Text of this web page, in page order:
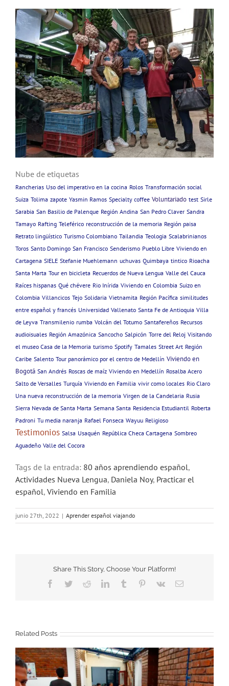
Nube de etiquetas
Rancherias Uso del imperativo en la cocina Rolos Transformación social
Suiza Tolima zapote Yasmin Ramos Specialty coffee Voluntariado test Sirle
Sarabia San Basilio de Palenque Región Andina San Pedro Claver Sandra
Tamayo Rafting Teleférico reconstrucción de la memoria Región paisa
Retrato lingüístico Turismo Colombiano Tailandia Teologia Scalabrinianos
Toros Santo Domingo San Francisco Senderismo Pueblo Libre Viviendo en
Cartagena SIELE Stefanie Muehlemann uchuvas Quimbaya tintico Rioacha
Santa Marta Tour en bicicleta Recuerdos de Nueva Lengua Valle del Cauca
Raíces hispanas Qué chévere Rio Inírida Viviendo en Colombia Suizo en
Colombia Villancicos Tejo Solidaria Vietnamita Región Pacífica similitudes
entre español y francés Universidad Vallenato Santa Fe de Antioquia Villa
de Leyva Transmilenio rumba Volcán del Totumo Santafereños Recursos
audioisuales Región Amazónica Sancocho Salpicón Torre del Reloj Visitando
el museo Casa de la Memoria turismo Spotify Tamales Street Art Región
Caribe Salento Tour panorámico por el centro de Medellín Viviendo en
Bogotá San Andrés Roscas de maíz Viviendo en Medellín Rosalba Acero
Salto de Versalles Turquía Viviendo en Familia vivir como locales Rio Claro
Una nueva reconstrucción de la memoria Virgen de la Candelaria Rusia
Sierra Nevada de Santa Marta Semana Santa Residencia Estudiantil Roberta
Padroni Tu media naranja Rafael Fonseca Wayuu Religioso
Testimonios Salsa Usaquén República Checa Cartagena Sombreo
Aguadeño Valle del Cocora
Tags de la entrada: 80 años aprendiendo español,
Actividades Nueva Lengua, Daniela Noy, Practicar el
español, Viviendo en Familia
junio 27th, 2022 | Aprender español viajando
Share This Story, Choose Your Platform!
Facebook
TwitterRedditLinkedInTumblr Pinterest
Vk Email
Related Posts